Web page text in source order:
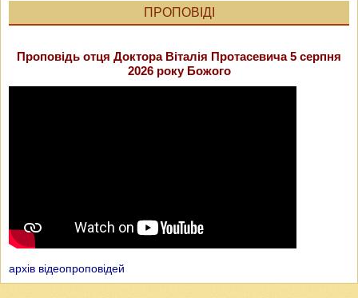
ПРОПОВІДІ
Проповідь отця Доктора Віталія Протасевича 5 серпня
2026 року Божого
архів відеопроповідей